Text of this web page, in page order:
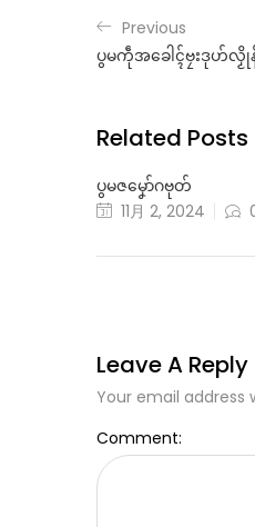
Previous
ပွမကဵုအခေါၚ်ဗၠးဒုဟ်လၟို
Related Posts
ပွမဇမၞော်ဂဗုတ်
11月 2, 2024
Leave A Reply
Your email address
Comment: